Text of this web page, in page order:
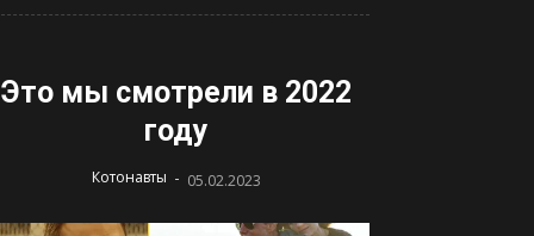
Это мы смотрели в 2022
году
Котонавты - 05.02.2023